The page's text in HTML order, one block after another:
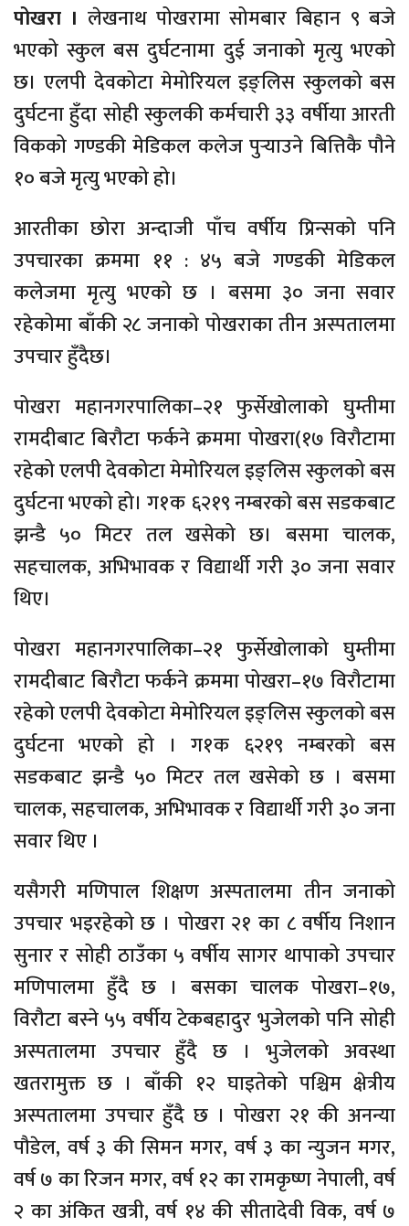
पोखरा । लेखनाथ पोखरामा सोमबार बिहान ९ बजे
भएको स्कुल बस दुर्घटनामा दुई जनाको मृत्यु भएको
छ। एलपी देवकोटा मेमोरियल इङ्लिस स्कुलको बस
दुर्घटना हुँदा सोही स्कुलकी कर्मचारी ३३ वर्षीया आरती
विकको गण्डकी मेडिकल कलेज पुर्‍याउने बित्तिकै पौने
१० बजे मृत्यु भएको हो।
आरतीका छोरा अन्दाजी पाँच वर्षीय प्रिन्सको पनि
उपचारका क्रममा ११ : ४५ बजे गण्डकी मेडिकल
कलेजमा मृत्यु भएको छ । बसमा ३० जना सवार
रहेकोमा बाँकी २८ जनाको पोखराका तीन अस्पतालमा
उपचार हुँदैछ।
पोखरा महानगरपालिका–२१ फुर्सेखोलाको घुम्तीमा
रामदीबाट बिरौटा फर्कने क्रममा पोखरा(१७ विरौटामा
रहेको एलपी देवकोटा मेमोरियल इङ्लिस स्कुलको बस
दुर्घटना भएको हो। ग१क ६२१९ नम्बरको बस सडकबाट
झन्डै ५० मिटर तल खसेको छ। बसमा चालक,
सहचालक, अभिभावक र विद्यार्थी गरी ३० जना सवार
थिए।
पोखरा महानगरपालिका–२१ फुर्सेखोलाको घुम्तीमा
रामदीबाट बिरौटा फर्कने क्रममा पोखरा–१७ विरौटामा
रहेको एलपी देवकोटा मेमोरियल इङ्लिस स्कुलको बस
दुर्घटना भएको हो । ग१क ६२१९ नम्बरको बस
सडकबाट झन्डै ५० मिटर तल खसेको छ । बसमा
चालक, सहचालक, अभिभावक र विद्यार्थी गरी ३० जना
सवार थिए ।
यसैगरी मणिपाल शिक्षण अस्पतालमा तीन जनाको
उपचार भइरहेको छ । पोखरा २१ का ८ वर्षीय निशान
सुनार र सोही ठाउँका ५ वर्षीय सागर थापाको उपचार
मणिपालमा हुँदै छ । बसका चालक पोखरा–१७,
विरौटा बस्ने ५५ वर्षीय टेकबहादुर भुजेलको पनि सोही
अस्पतालमा उपचार हुँदै छ । भुजेलको अवस्था
खतरामुक्त छ । बाँकी १२ घाइतेको पश्चिम क्षेत्रीय
अस्पतालमा उपचार हुँदै छ । पोखरा २१ की अनन्या
पौडेल, वर्ष ३ की सिमन मगर, वर्ष ३ का न्युजन मगर,
वर्ष ७ का रिजन मगर, वर्ष १२ का रामकृष्ण नेपाली, वर्ष
२ का अंकित खत्री, वर्ष १४ की सीतादेवी विक, वर्ष ७